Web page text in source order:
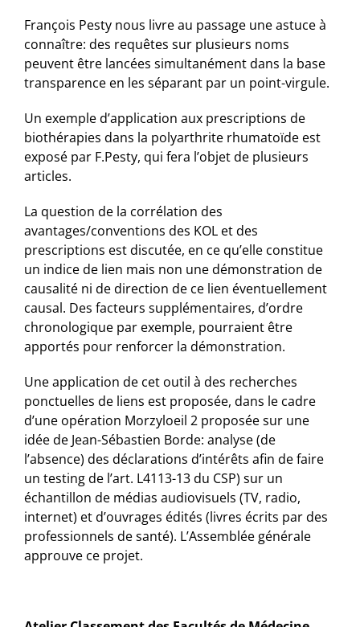
François Pesty nous livre au passage une astuce à
connaître: des requêtes sur plusieurs noms
peuvent être lancées simultanément dans la base
transparence en les séparant par un point-virgule.
Un exemple d’application aux prescriptions de
biothérapies dans la polyarthrite rhumatoïde est
exposé par F.Pesty, qui fera l’objet de plusieurs
articles.
La question de la corrélation des
avantages/conventions des KOL et des
prescriptions est discutée, en ce qu’elle constitue
un indice de lien mais non une démonstration de
causalité ni de direction de ce lien éventuellement
causal. Des facteurs supplémentaires, d’ordre
chronologique par exemple, pourraient être
apportés pour renforcer la démonstration.
Une application de cet outil à des recherches
ponctuelles de liens est proposée, dans le cadre
d’une opération Morzyloeil 2 proposée sur une
idée de Jean-Sébastien Borde: analyse (de
l’absence) des déclarations d’intérêts afin de faire
un testing de l’art. L4113-13 du CSP) sur un
échantillon de médias audiovisuels (TV, radio,
internet) et d’ouvrages édités (livres écrits par des
professionnels de santé). L’Assemblée générale
approuve ce projet.